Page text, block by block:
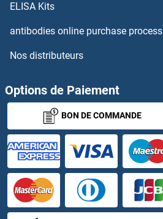
ELISA Kits
antibodies online purchase process
Nos distributeurs
Options de Paiement
BON DE COMMANDE